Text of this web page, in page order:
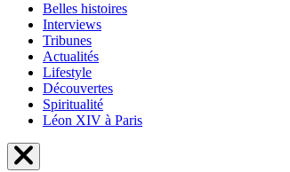
Belles histoires
Interviews
Tribunes
Actualités
Lifestyle
Découvertes
Spiritualité
Léon XIV à Paris